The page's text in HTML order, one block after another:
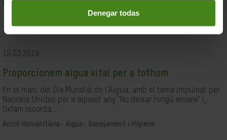
Denegar todas
Ciutadania- Governabilitat i Drets Humans
19.03.2019
Proporcionem aigua vital per a tothom
En el marc del Dia Mundial de l'Aigua, amb el tema impulsat per
Nacions Unides per a aquest any "No deixar ningú enrere" i,
Oxfam recorda...
Acció Humanitària- Aigua- Sanejament i Higiene